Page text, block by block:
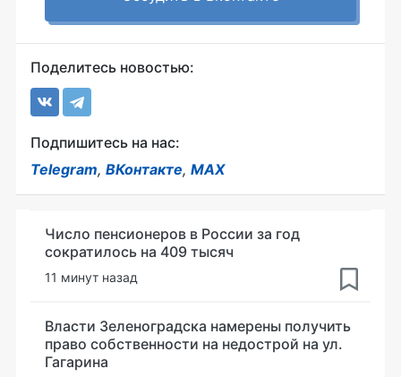
Поделитесь новостью:
Подпишитесь на нас:
Telegram, ВКонтакте, MAX
Число пенсионеров в России за год
сократилось на 409 тысяч
11 минут назад
Власти Зеленоградска намерены получить
право собственности на недострой на ул.
Гагарина